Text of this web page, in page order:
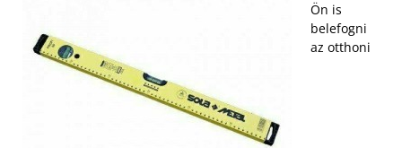
Ön is
belefogni
az otthoni